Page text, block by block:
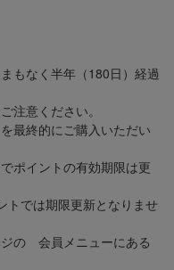
もなく半年（180日）経過
注意ください。
最終的にご購入いただい
ポイントの有効期限は更
トでは期限更新となりませ
の 会員メニューにある